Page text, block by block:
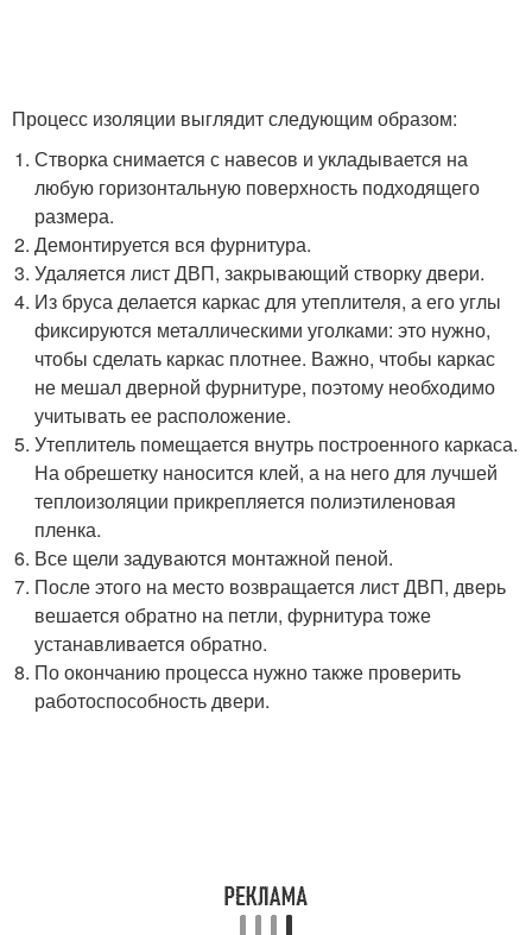
Процесс изоляции выглядит следующим образом:
Створка снимается с навесов и укладывается на
любую горизонтальную поверхность подходящего
размера.
Демонтируется вся фурнитура.
Удаляется лист ДВП, закрывающий створку двери.
Из бруса делается каркас для утеплителя, а его углы
фиксируются металлическими уголками: это нужно,
чтобы сделать каркас плотнее. Важно, чтобы каркас
не мешал дверной фурнитуре, поэтому необходимо
учитывать ее расположение.
Утеплитель помещается внутрь построенного каркаса.
На обрешетку наносится клей, а на него для лучшей
теплоизоляции прикрепляется полиэтиленовая
пленка.
Все щели задуваются монтажной пеной.
После этого на место возвращается лист ДВП, дверь
вешается обратно на петли, фурнитура тоже
устанавливается обратно.
По окончанию процесса нужно также проверить
работоспособность двери.